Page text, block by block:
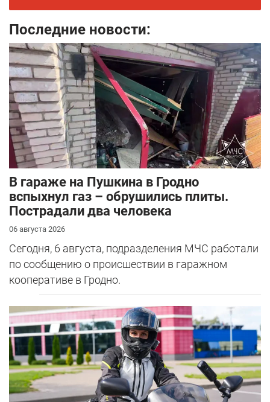
Последние новости:
В гараже на Пушкина в Гродно
вспыхнул газ – обрушились плиты.
Пострадали два человека
06 августа 2026
Сегодня, 6 августа, подразделения МЧС работали
по сообщению о происшествии в гаражном
кооперативе в Гродно.